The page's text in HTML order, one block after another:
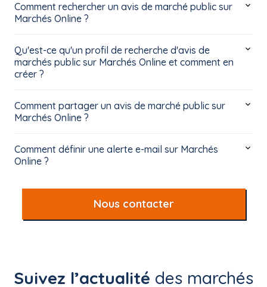
Comment rechercher un avis de marché public sur
Marchés Online ?
Qu'est-ce qu'un profil de recherche d'avis de
marchés public sur Marchés Online et comment en
créer ?
Comment partager un avis de marché public sur
Marchés Online ?
Comment définir une alerte e-mail sur Marchés
Online ?
Nous contacter
Suivez l’actualité des marchés